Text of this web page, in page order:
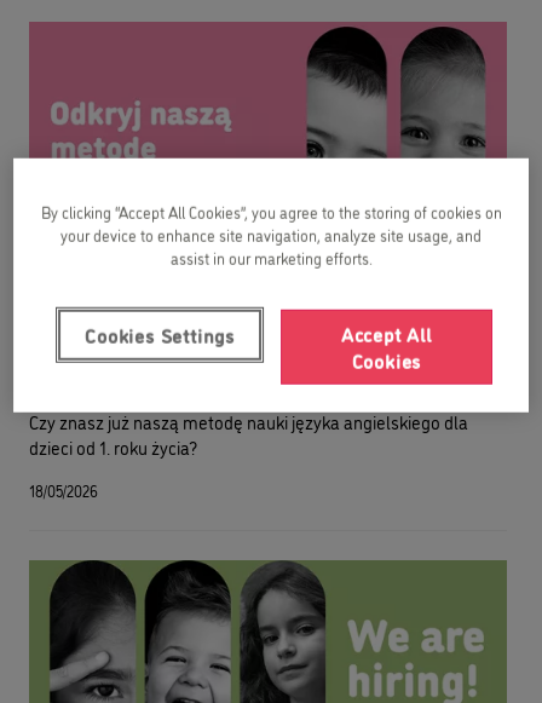
Dzień dobry! Jesteśmy Kids&Us Gdansk Oliwa
Czy znasz już naszą metodę nauki języka angielskiego dla
dzieci od 1. roku życia?
18/05/2026
By clicking “Accept All Cookies”, you agree to the storing of cookies on
your device to enhance site navigation, analyze site usage, and
assist in our marketing efforts.
Accept All
Cookies
Cookies Settings